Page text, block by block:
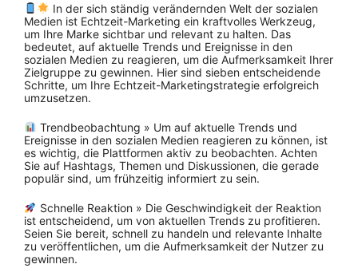
In der sich ständig verändernden Welt der sozialen
Medien ist Echtzeit-Marketing ein kraftvolles Werkzeug,
um Ihre Marke sichtbar und relevant zu halten. Das
bedeutet, auf aktuelle Trends und Ereignisse in den
sozialen Medien zu reagieren, um die Aufmerksamkeit Ihrer
Zielgruppe zu gewinnen. Hier sind sieben entscheidende
Schritte, um Ihre Echtzeit-Marketingstrategie erfolgreich
umzusetzen.
Trendbeobachtung » Um auf aktuelle Trends und
Ereignisse in den sozialen Medien reagieren zu können, ist
es wichtig, die Plattformen aktiv zu beobachten. Achten
Sie auf Hashtags, Themen und Diskussionen, die gerade
populär sind, um frühzeitig informiert zu sein.
Schnelle Reaktion » Die Geschwindigkeit der Reaktion
ist entscheidend, um von aktuellen Trends zu profitieren.
Seien Sie bereit, schnell zu handeln und relevante Inhalte
zu veröffentlichen, um die Aufmerksamkeit der Nutzer zu
gewinnen.